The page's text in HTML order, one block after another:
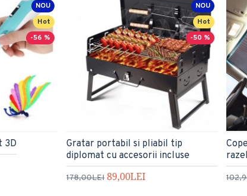
NOU
Hot
-56 %
3D
NOU
Hot
-50 %
Gratar portabil si pliabil tip
diplomat cu accesorii incluse
178,00LEI 89,00LEI